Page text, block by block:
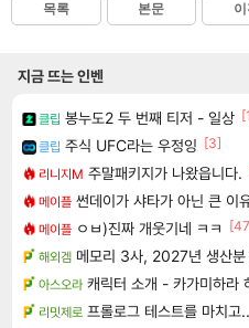
목록 본문
지금 뜨는 인벤
클립 봉누도2 두 번째 티저 - 일상
클립 주식 UFC라는 우정잉 [3]
리니지M 주말패키지가 나왔읍니다.
메이플 썬데이가 샤타가 아닌 큰 이
메이플 ㅇㅂ)진짜 개웃기네 ㅋㅋ
해외겜 메모리 3사, 2027년 생산분
아스오라 캐릭터 소개 - 카가미하라
리밋제로 프롤로그 테스트를 마치